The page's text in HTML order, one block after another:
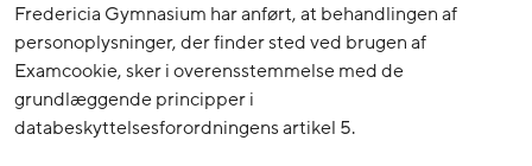
Fredericia Gymnasium har anført, at behandlingen af
personoplysninger, der finder sted ved brugen af
Examcookie, sker i overensstemmelse med de
grundlæggende principper i
databeskyttelsesforordningens artikel 5.